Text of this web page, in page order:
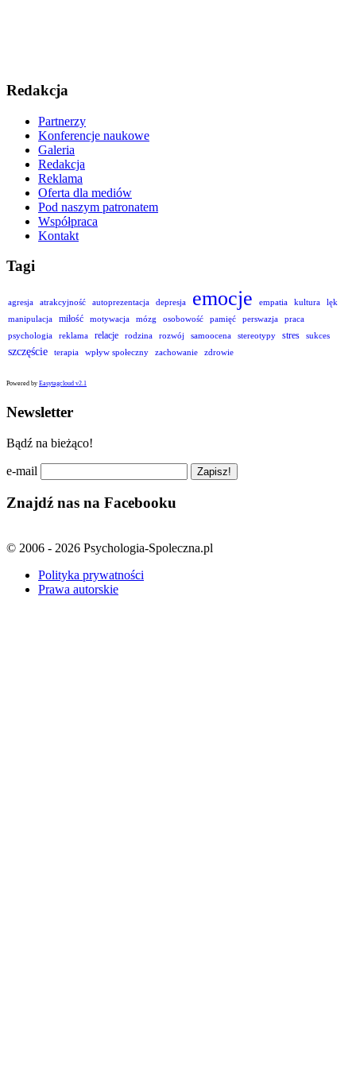
Redakcja
Partnerzy
Konferencje naukowe
Galeria
Redakcja
Reklama
Oferta dla mediów
Pod naszym patronatem
Współpraca
Kontakt
Tagi
agresja atrakcyjność autoprezentacja depresja emocje empatia kultura
lęk
manipulacja
miłość motywacja mózg osobowość pamięć perswazja
praca
psychologia
reklama relacje rodzina rozwój samoocena stereotypy stres sukces
szczęście terapia wpływ społeczny zachowanie zdrowie
Powered by Easytagcloud v2.1
Newsletter
Bądź na bieżąco!
e-mail
Znajdź nas na Facebooku
© 2006 - 2026 Psychologia-Spoleczna.pl
Polityka prywatności
Prawa autorskie